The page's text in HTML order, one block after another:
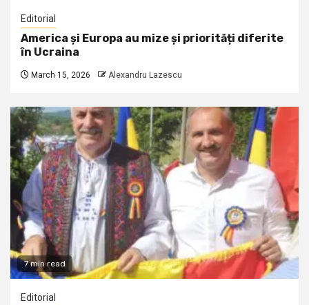
Editorial
America și Europa au mize și priorități diferite
în Ucraina
March 15, 2026 Alexandru Lazescu
7 min read
Editorial